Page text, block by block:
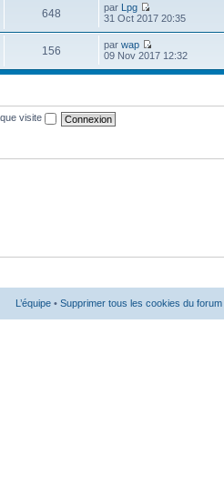
648 par Lpg
31 Oct 2017 20:35
156 parwap
09 Nov 2017 12:32
visite
L’équipe • Supprimer tous les cookies du forum